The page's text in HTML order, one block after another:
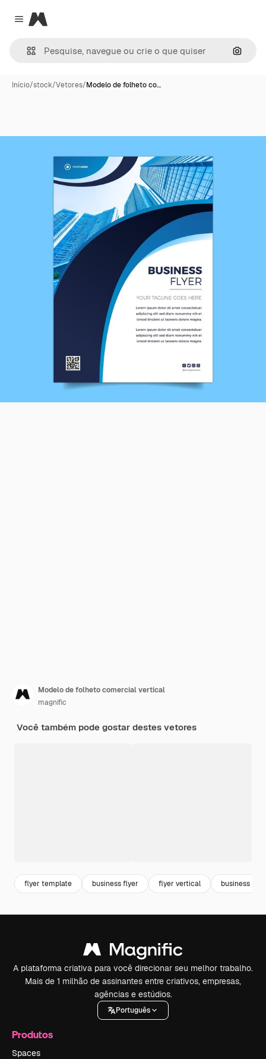
Close menu
Magnific
Início/stock/Vetores/Modelo de folheto co…
Modelo de folheto comercial vertical
magnific
Você também pode gostar destes vetores
flyer template business flyer flyer vertical business
A plataforma criativa para você direcionar seu melhor trabalho.
Mais de 1 milhão de assinantes entre criativos, empresas,
agências e estúdios.
Português
Produtos
Spaces